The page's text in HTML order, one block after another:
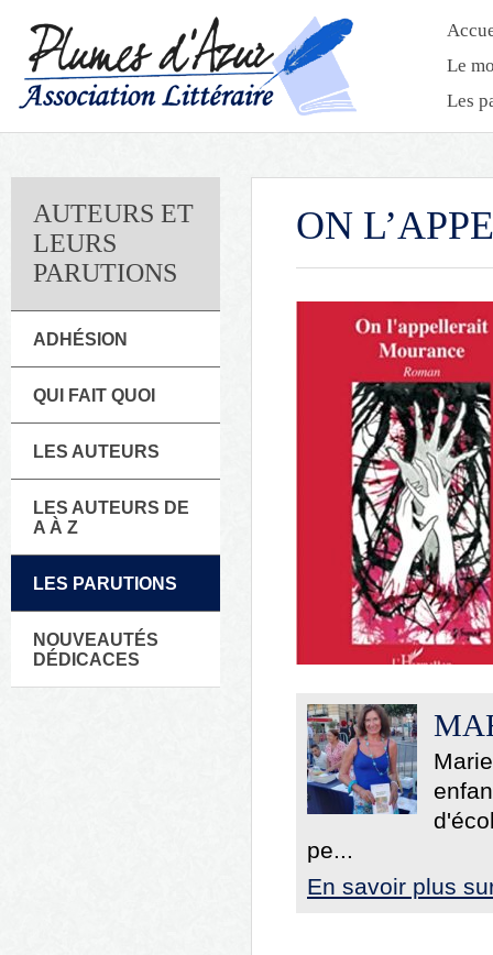
Le
Les
AUTEURS ET
LEURS
PARUTIONS
ADHÉSION
QUI FAIT QUOI
LES AUTEURS
LES AUTEURS DE
A À Z
LES PARUTIONS
NOUVEAUTÉS
DÉDICACES
ON
pe...
En savoir plus